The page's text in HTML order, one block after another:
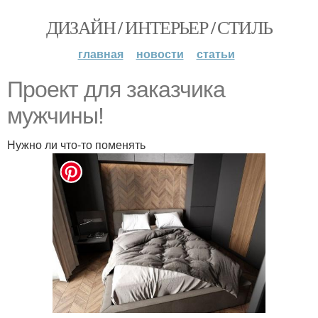
ДИЗАЙН / ИНТЕРЬЕР / СТИЛЬ
главная новости статьи
Проект для заказчика
мужчины!
Нужно ли что-то поменять